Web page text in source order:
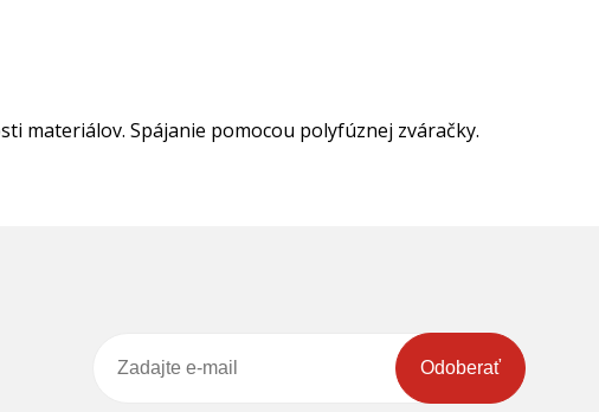
materiálov. Spájanie pomocou polyfúznej zváračky.
Odoberať